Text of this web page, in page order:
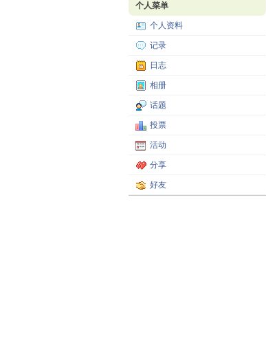
个人菜单
个人资料
记录
日志
相册
话题
投票
活动
分享
好友